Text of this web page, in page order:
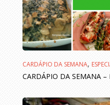
CARDÁPIO DA SEMANA,
CARDÁPIO DA SEMANA –